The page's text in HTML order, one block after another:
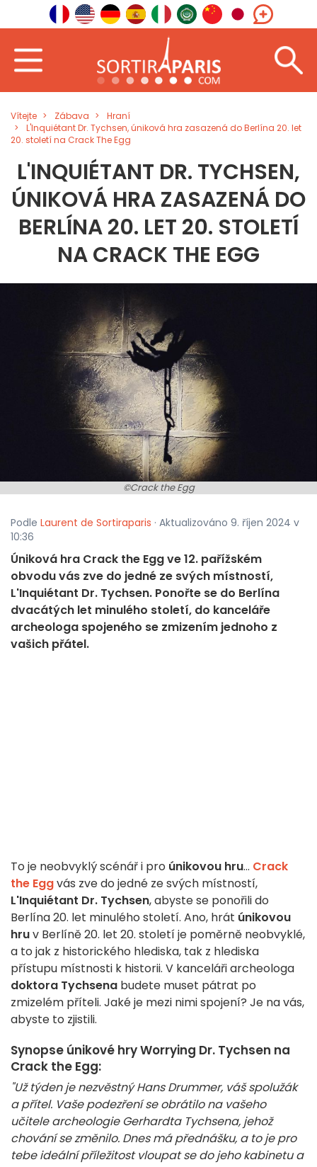
Vítejte Zábava
Hraní
L'Inquiétant Dr. Tychsen, úniková hra zasazená do Berlína 20. let
20. století na Crack The Egg
L'INQUIÉTANT DR. TYCHSEN,
ÚNIKOVÁ HRA ZASAZENÁ DO
BERLÍNA 20. LET 20. STOLETÍ
NA CRACK THE EGG
©Crack the Egg
Podle Laurent de Sortiraparis · Aktualizováno 9. říjen 2024 v
10:36
Úniková hra Crack the Egg ve 12. pařížském
obvodu vás zve do jedné ze svých místností,
L'Inquiétant Dr. Tychsen. Ponořte se do Berlína
dvacátých let minulého století, do kanceláře
archeologa spojeného se zmizením jednoho z
vašich přátel.
To je neobvyklý scénář i pro únikovou hru... Crack
the Eggvás zve do jedné ze svých místností,
L'Inquiétant Dr. Tychsen, abyste se ponořili do
Berlína 20. let minulého století. Ano, hrát únikovou
hruv Berlíně 20. let 20. století je poměrně neobvyklé,
a to jak z historického hlediska, tak z hlediska
přístupu místnosti k historii. V kanceláři archeologa
doktora Tychsena budete muset pátrat po
zmizelém příteli. Jaké je mezi nimi spojení? Je na vás,
abyste to zjistili.
Synopse únikové hry Worrying Dr. Tychsen na
Crack the Egg:
"Už týden je nezvěstný Hans Drummer, váš spolužák
a přítel. Vaše podezření se obrátilo na vašeho
učitele archeologie Gerhardta Tychsena, jehož
chování se změnilo. Dnes má přednášku, a to je pro
tebe ideální příležitost vloupat se do jeho kabinetu a